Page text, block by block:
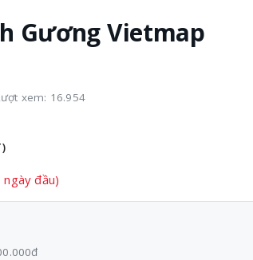
Gương Vietmap
xem: 16.954
đầu)